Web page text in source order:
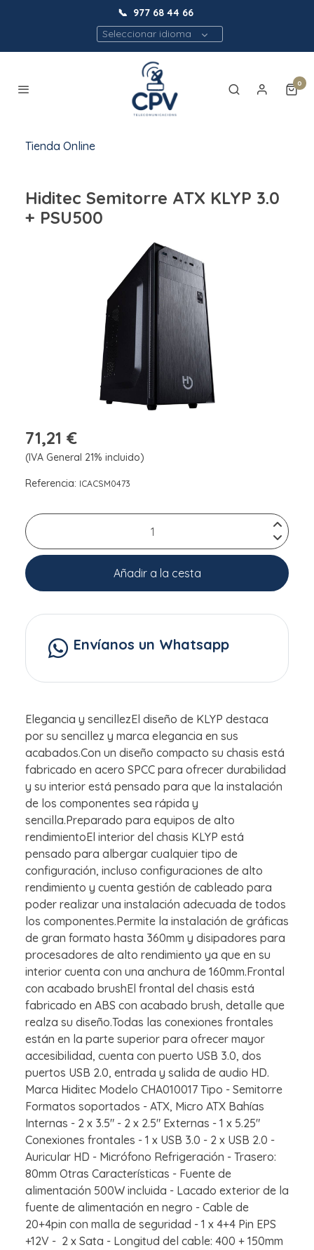
📞 977 68 44 66
Seleccionar idioma
0
Tienda Online
Hiditec Semitorre ATX KLYP 3.0
+ PSU500
71,21 €
(IVA General 21% incluido)
Referencia: ICACSM0473
Añadir a la cesta
Envíanos un Whatsapp
Elegancia y sencillezEl diseño de KLYP destaca
por su sencillez y marca elegancia en sus
acabados.Con un diseño compacto su chasis está
fabricado en acero SPCC para ofrecer durabilidad
y su interior está pensado para que la instalación
de los componentes sea rápida y
sencilla.Preparado para equipos de alto
rendimientoEl interior del chasis KLYP está
pensado para albergar cualquier tipo de
configuración, incluso configuraciones de alto
rendimiento y cuenta gestión de cableado para
poder realizar una instalación adecuada de todos
los componentes.Permite la instalación de gráficas
de gran formato hasta 360mm y disipadores para
procesadores de alto rendimiento ya que en su
interior cuenta con una anchura de 160mm.Frontal
con acabado brushEl frontal del chasis está
fabricado en ABS con acabado brush, detalle que
realza su diseño.Todas las conexiones frontales
están en la parte superior para ofrecer mayor
accesibilidad, cuenta con puerto USB 3.0, dos
puertos USB 2.0, entrada y salida de audio HD.
Marca Hiditec Modelo CHA010017 Tipo - Semitorre
Formatos soportados - ATX, Micro ATX Bahías
Internas - 2 x 3.5" - 2 x 2.5" Externas - 1 x 5.25"
Conexiones frontales - 1 x USB 3.0 - 2 x USB 2.0 -
Auricular HD - Micrófono Refrigeración - Trasero:
80mm Otras Características - Fuente de
alimentación 500W incluida - Lacado exterior de la
fuente de alimentación en negro - Cable de
20+4pin con malla de seguridad - 1 x 4+4 Pin EPS
+12V - 2 x Sata - Longitud del cable: 400 + 150mm